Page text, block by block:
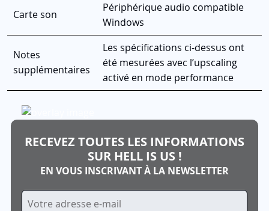
Carte son
Périphérique audio compatible
Windows
Notes
supplémentaires
Les spécifications ci-dessus ont
été mesurées avec l’upscaling
activé en mode performance
RECEVEZ TOUTES LES INFORMATIONS
SUR HELL IS US !
EN VOUS INSCRIVANT À LA NEWSLETTER
Inscription